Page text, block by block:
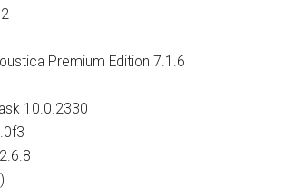
Premium Edition 7.1.6
10.0.2330